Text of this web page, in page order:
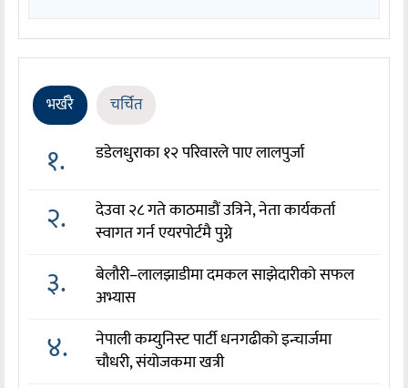
भर्खरै चर्चित
१. डडेलधुराका १२ परिवारले पाए लालपुर्जा
२.
देउवा २८ गते काठमाडौं उत्रिने, नेता कार्यकर्ता
स्वागत गर्न एयरपोर्टमै पुग्ने
३.
बेलौरी–लालझाडीमा दमकल साझेदारीको सफल
अभ्यास
४.
नेपाली कम्युनिस्ट पार्टी धनगढीको इन्चार्जमा
चौधरी, संयोजकमा खत्री